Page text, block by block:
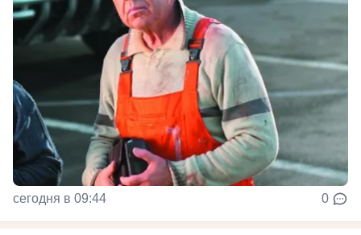
сегодня в 09:44 0